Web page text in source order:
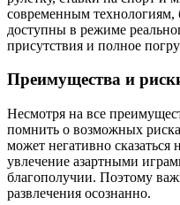
современным технологиям,
доступны в режиме
присутствия и полное
Преимущества и
Несмотря на все
помнить о возможных
может негативно сказаться
увлечение азартными
благополучии. Поэтому
развлечения осознанно.